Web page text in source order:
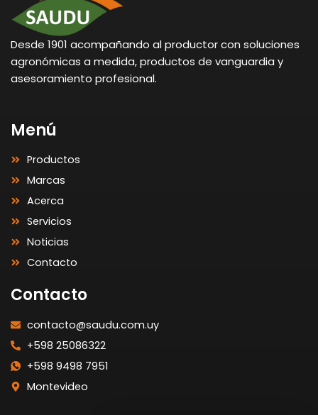
Desde 1901 acompañando al productor con soluciones
agronómicas a medida, productos de vanguardia y
asesoramiento profesional.
Menú
Productos
Marcas
Acerca
Servicios
Noticias
Contacto
Contacto
contacto@saudu.com.uy
+598 25086322
+598 9498 7951
Montevideo